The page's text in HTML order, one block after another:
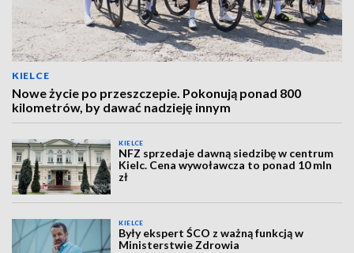
KIELCE
Nowe życie po przeszczepie. Pokonują ponad 800
kilometrów, by dawać nadzieję innym
KIELCE
NFZ sprzedaje dawną siedzibę w centrum
Kielc. Cena wywoławcza to ponad 10 mln
zł
KIELCE
Były ekspert ŚCO z ważną funkcją w
Ministerstwie Zdrowia